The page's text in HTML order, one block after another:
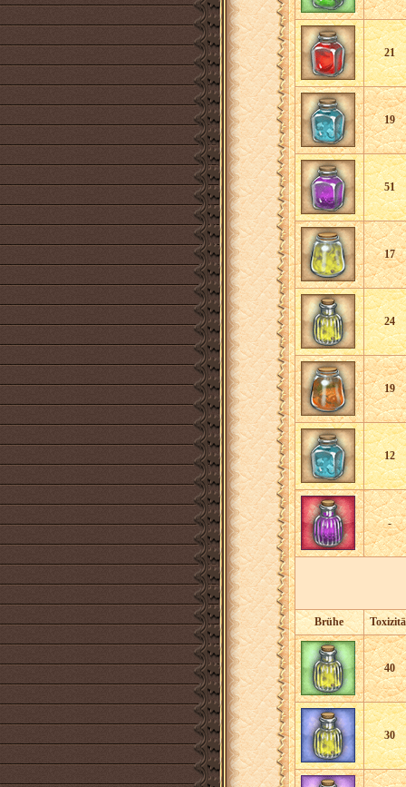
21
19
51
17
24
19
12
-
Brühe
40
30